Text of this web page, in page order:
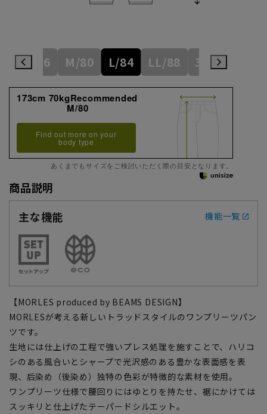
S/76 M/80 L/84 LL/88 3L/92
173cm 70kgRecommended
M/80
Find out more on your
body type
あくまでもサイズをご検討いただく際の目安となります。
商品説明
主な機能
機能一覧
【MORLES produced by BEAMS DESIGN】
MORLESが考える新しいトラッドスタイルのワンプリーツパン
ツです。
生地には仕上げの工程で強いプレス処理を施すことで、ハリコ
シのある風合いとシャープで光沢感のある豊かな表面感を表
現、后染め（後染め）独特の色彩が特徴的な素材を使用。
ワンプリーツ仕様で腰回りにはゆとりを持たせ、裾にかけては
スッキリと仕上げたテーパードシルエット。